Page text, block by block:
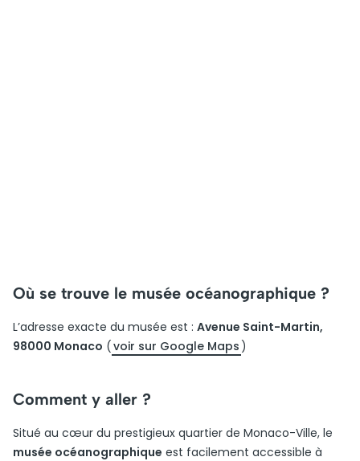
Où se trouve le musée océanographique ?
L’adresse exacte du musée est : Avenue Saint-Martin,
98000 Monaco (voir sur Google Maps )
Comment y aller ?
Situé au cœur du prestigieux quartier de Monaco-Ville, le
musée océanographique est facilement accessible à